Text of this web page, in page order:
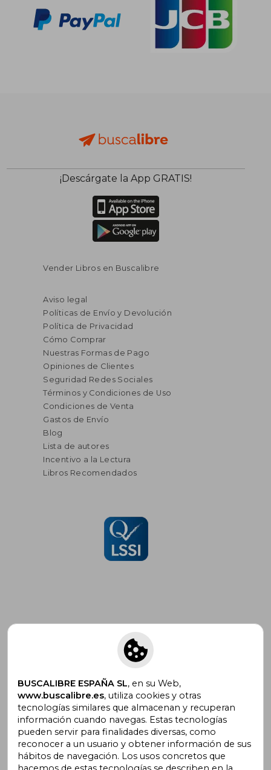
¡Descárgate la App GRATIS!
Vender Libros en Buscalibre
Aviso legal
Políticas de Envío y Devolución
Política de Privacidad
Cómo Comprar
Nuestras Formas de Pago
Opiniones de Clientes
Seguridad Redes Sociales
Términos y Condiciones de Uso
Condiciones de Venta
Gastos de Envío
Blog
Lista de autores
Incentivo a la Lectura
Libros Recomendados
Suscríbete para recibir ofertas y
promociones
¿Necesitas ayuda?
Ir a Centro de Soporte
BUSCALIBRE ESPAÑA SL, en su Web,
www.buscalibre.es, utiliza cookies y otras
tecnologías similares que almacenan y recuperan
información cuando navegas. Estas tecnologías
pueden servir para finalidades diversas, como
reconocer a un usuario y obtener información de sus
hábitos de navegación. Los usos concretos que